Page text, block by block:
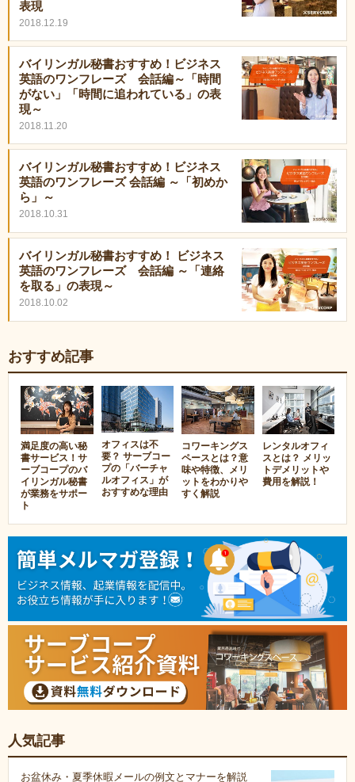
表現
2018.12.19
バイリンガル秘書おすすめ！ビジネス
英語のワンフレーズ 会話編～「時間
がない」「時間に追われている」の表
現～
2018.11.20
バイリンガル秘書おすすめ！ビジネス
英語のワンフレーズ 会話編 ～「初めか
ら」～
2018.10.31
バイリンガル秘書おすすめ！ ビジネス
英語のワンフレーズ 会話編 ～「連絡
を取る」の表現～
2018.10.02
おすすめ記事
満足度の高い秘
書サービス！サ
ーブコープのバ
イリンガル秘書
が業務をサポー
ト
オフィスは不
要？ サーブコー
プの「バーチャ
ルオフィス」が
おすすめな理由
コワーキングス
ペースとは？意
味や特徴、メリ
ットをわかりや
すく解説
レンタルオフィ
スとは？ メリッ
トデメリットや
費用を解説！
人気記事
お盆休み・夏季休暇メールの例文とマナーを解説